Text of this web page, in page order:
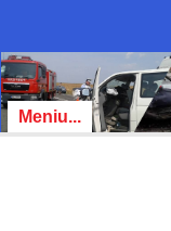
Meniu...